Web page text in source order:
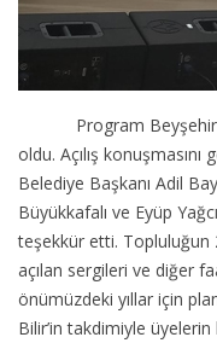
Program Beyşehir
oldu. Açılış
Belediye Başkanı Adil
Büyükkafalı ve Eyüp
teşekkür etti. Topluluğun
açılan sergileri ve diğer
önümüzdeki yıllar için
Bilir’in takdimiyle